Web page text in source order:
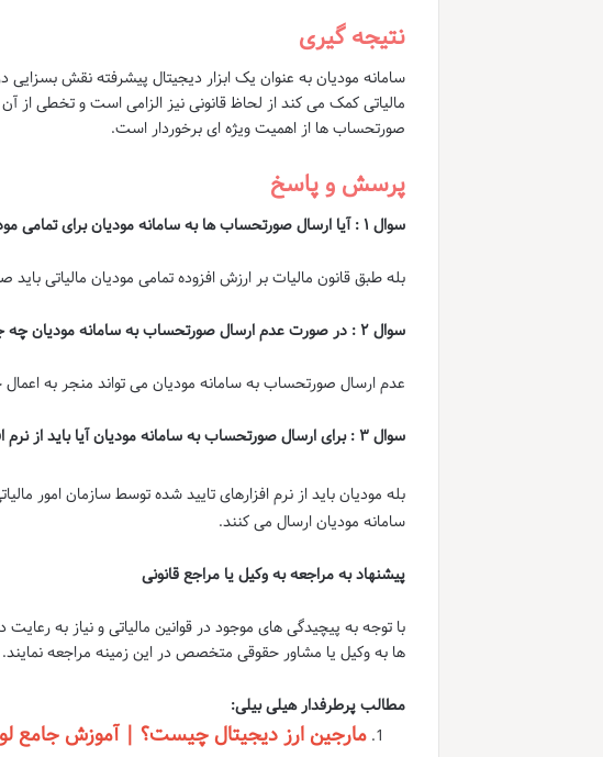
نتیجه گیری
سامانه مودیان به عنوان یک ابزار دیجیتال پیشرفته نقش بسزایی
مالیاتی کمک می کند از لحاظ قانونی نیز الزامی است و تخطی از
صورتحساب ها از اهمیت ویژه ای برخوردار است.
پرسش و پاسخ
سوال ۱ : آیا ارسال صورتحساب ها به سامانه مودیان برای تمامی
بله طبق قانون مالیات بر ارزش افزوده تمامی مودیان مالیاتی
سوال۲ : در صورت عدم ارسال صورتحساب به سامانه مودیان چه
عدم ارسال صورتحساب به سامانه مودیان می تواند منجر به
سوال۳ : برای ارسال صورتحساب به سامانه مودیان آیا باید از نرم
بله مودیان باید از نرم افزارهای تایید شده توسط سازمان امور
سامانه مودیان ارسال می کنند.
پیشنهاد به مراجعه به وکیل یا مراجع قانونی
با توجه به پیچیدگی های موجود در قوانین مالیاتی و نیاز به
ها به وکیل یا مشاور حقوقی متخصص در این زمینه مراجعه نمایند.
مطالب پرطرفدار هیلی بیلی:
مارجین ارز دیجیتال چیست؟ | آموزش جامع